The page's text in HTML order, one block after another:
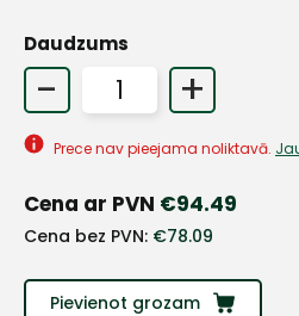
Daudzums
- +
Prece nav pieejama noliktavā.
Cena ar PVN €94.49
Cena bez PVN: €78.09
Pievienot grozam
+